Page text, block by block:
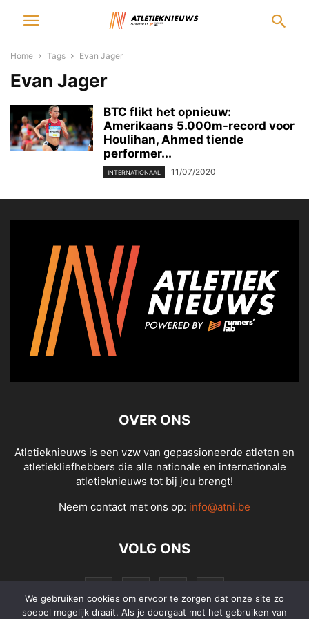
Home Tags Evan Jager
Evan Jager
BTC flikt het opnieuw:
Amerikaans 5.000m-record voor
Houlihan, Ahmed tiende
performer...
INTERNATIONAAL 11/07/2020
OVER ONS
Atletieknieuws is een vzw van gepassioneerde atleten en
atletiekliefhebbers die alle nationale en internationale
atletieknieuws tot bij jou brengt!
Neem contact met ons op: info@atni.be
VOLG ONS
We gebruiken cookies om ervoor te zorgen dat onze site zo
soepel mogelijk draait. Als je doorgaat met het gebruiken van